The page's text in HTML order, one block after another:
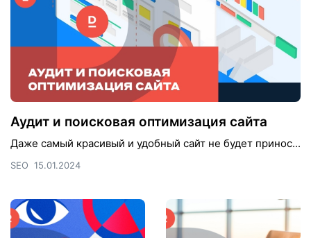
Аудит и поисковая оптимизация сайта
Даже самый красивый и удобный сайт не будет принос...
SEO 15.01.2024